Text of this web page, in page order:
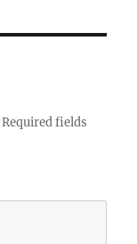
Required fields